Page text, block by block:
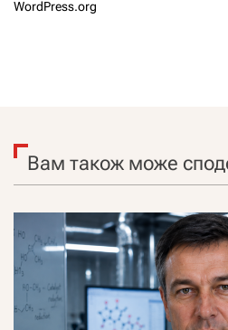
WordPress.org
Вам також може